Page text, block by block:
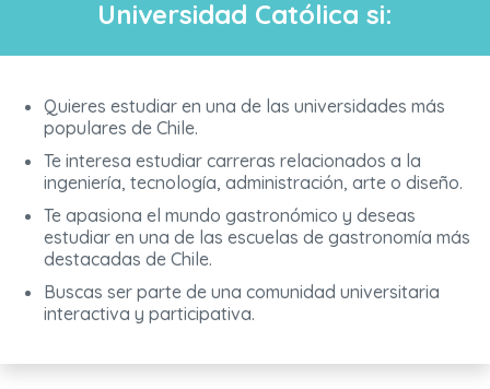
Universidad Católica si:
Quieres estudiar en una de las universidades más
populares de Chile.
Te interesa estudiar carreras relacionados a la
ingeniería, tecnología, administración, arte o diseño.
Te apasiona el mundo gastronómico y deseas
estudiar en una de las escuelas de gastronomía más
destacadas de Chile.
Buscas ser parte de una comunidad universitaria
interactiva y participativa.